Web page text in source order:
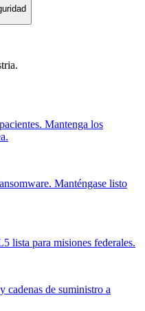
Mantenga los
Manténgase listo
lista para misiones federales.
de suministro a